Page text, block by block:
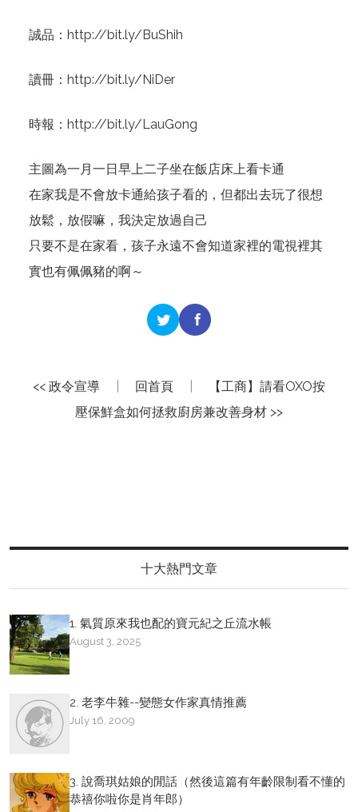
誠品： http://bit.ly/BuShih
讀冊： http://bit.ly/NiDer
時報： http://bit.ly/LauGong
主圖為一月一日早上二子坐在飯店床上看卡通
在家我是不會放卡通給孩子看的，但都出去玩了很想
放鬆，放假嘛，我決定放過自己
只要不是在家看，孩子永遠不會知道家裡的電視裡其
實也有佩佩豬的啊～
<< 政令宣導 回首頁
【工商】請看OXO按
壓保鮮盒如何拯救廚房兼改善身材 >>
十大熱門文章
1. 氣質原來我也配的寶元紀之丘流水帳
August 3, 2025
2. 老李牛雜--變態女作家真情推薦
July 16, 2009
3. 說喬琪姑娘的閒話（然後這篇有年齡限制看不懂的
恭禧你啦你是肖年郎）